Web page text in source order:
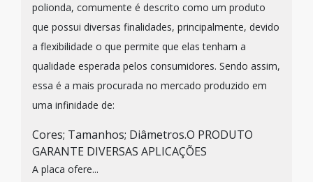
polionda, comumente é descrito como um produto
que possui diversas finalidades, principalmente, devido
a flexibilidade o que permite que elas tenham a
qualidade esperada pelos consumidores. Sendo assim,
essa é a mais procurada no mercado produzido em
uma infinidade de:
Cores; Tamanhos; Diâmetros.O PRODUTO
GARANTE DIVERSAS APLICAÇÕES
A placa ofere...